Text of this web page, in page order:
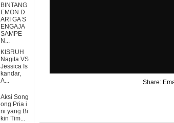
BINTANG
EMON D
ARI GA S
ENGAJA
SAMPE
N...
KISRUH
Nagita VS
Jessica Is
kandar,
A...
Aksi Song
ong Pria i
ni yang Bi
kin Tim...
Share: